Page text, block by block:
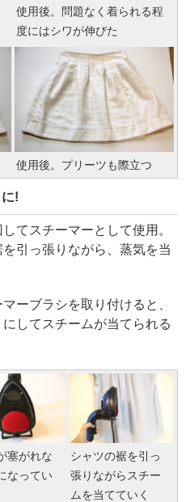
使用後。問題なく着られる程
度にはシワが伸びた
使用後。プリーツも際立つ
!
てスチーマーとして使用。
引っ張りながら、蒸気を当
ーブラシを取り付けると、
してスチームが当てられる
塞がれな
なってい
シャツの裾を引っ
張りながらスチー
ムを当てていく